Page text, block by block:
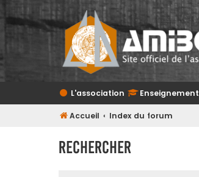
L'association Enseignement
Accueil Index du forum
Rechercher